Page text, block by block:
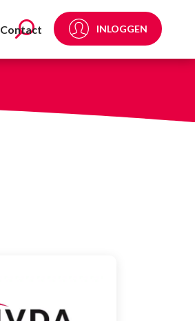
Contact INLOGGEN